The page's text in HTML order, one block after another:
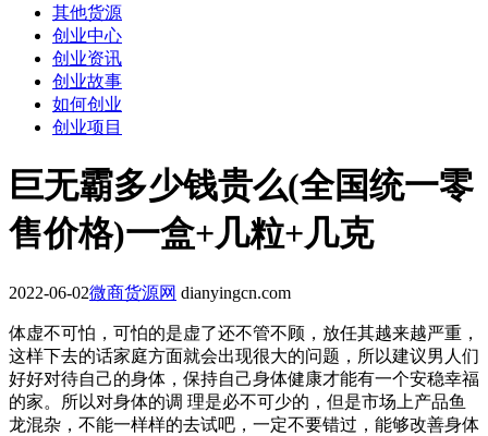
其他货源
创业中心
创业资讯
创业故事
如何创业
创业项目
巨无霸多少钱贵么(全国统一零
售价格)一盒+几粒+几克
2022-06-02微商货源网 dianyingcn.com
体虚不可怕，可怕的是虚了还不管不顾，放任其越来越严重，
这样下去的话家庭方面就会出现很大的问题，所以建议男人们
好好对待自己的身体，保持自己身体健康才能有一个安稳幸福
的家。所以对身体的调 理是必不可少的，但是市场上产品鱼
龙混杂，不能一样样的去试吧，一定不要错过，能够改善身体